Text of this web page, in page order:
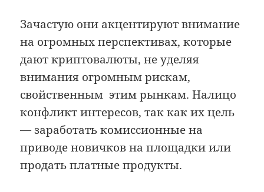
Зачастую они акцентируют внимание
на огромных перспективах, которые
дают криптовалюты, не уделяя
внимания огромным рискам,
свойственным этим рынкам. Налицо
конфликт интересов, так как их цель
— заработать комиссионные на
приводе новичков на площадки или
продать платные продукты.